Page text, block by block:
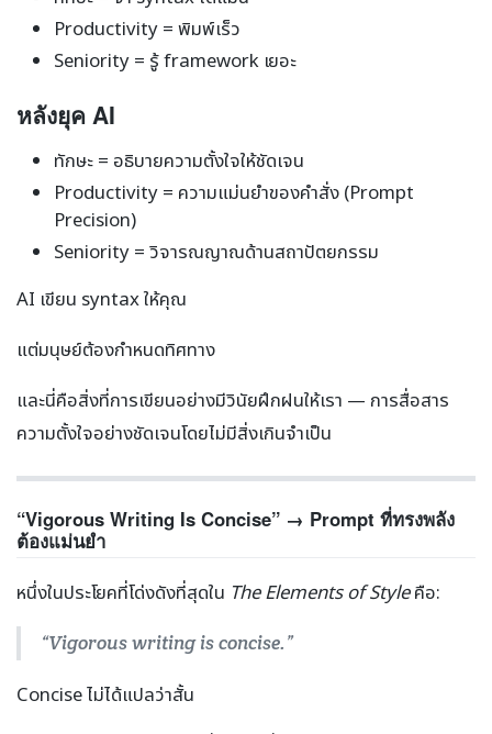
Productivity = พิมพ์เร็ว
Seniority = รู้ framework เยอะ
หลังยุค AI
ทักษะ = อธิบายความตั้งใจให้ชัดเจน
Productivity = ความแม่นยำของคำสั่ง (Prompt
Precision)
Seniority = วิจารณญาณด้านสถาปัตยกรรม
AI เขียน syntax ให้คุณ
แต่มนุษย์ต้องกำหนดทิศทาง
และนี่คือสิ่งที่การเขียนอย่างมีวินัยฝึกฝนให้เรา — การสื่อสาร
ความตั้งใจอย่างชัดเจนโดยไม่มีสิ่งเกินจำเป็น
“Vigorous Writing Is Concise” → Prompt ที่ทรงพลัง
ต้องแม่นยำ
หนึ่งในประโยคที่โด่งดังที่สุดใน The Elements of Styleคือ:
“Vigorous writing is concise.”
Concise ไม่ได้แปลว่าสั้น